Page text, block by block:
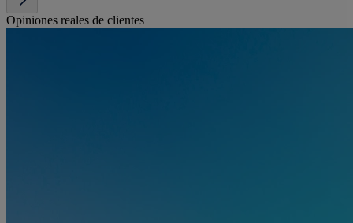
Opiniones reales de clientes